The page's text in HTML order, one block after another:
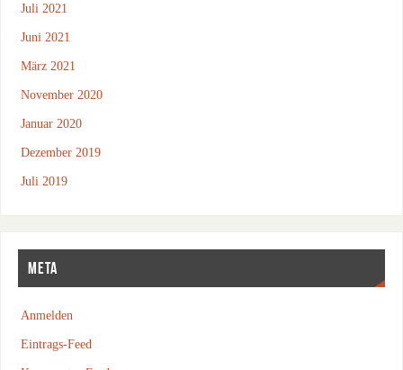
Juli 2021
Juni 2021
März 2021
November 2020
Januar 2020
Dezember 2019
Juli 2019
META
Anmelden
Eintrags-Feed